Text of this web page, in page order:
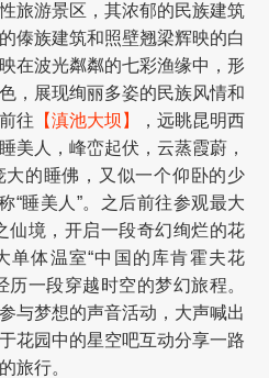
旅游景区，其浓郁的民族建筑
傣族建筑和照壁翘梁辉映的白
在波光粼粼的七彩渔缘中，形
，展现绚丽多姿的民族风情和
往 【滇池大坝】
，远眺昆明西
美人，峰峦起伏，云蒸霞蔚，
的睡佛，又似一个仰卧的少
“睡美人”。之后前往参观最大
仙境，开启一段奇幻绚烂的花
单体温室“中国的库肯霍夫花
历一段穿越时空的梦幻旅程。
与梦想的声音活动，大声喊出
花园中的星空吧互动分享一路
旅行。